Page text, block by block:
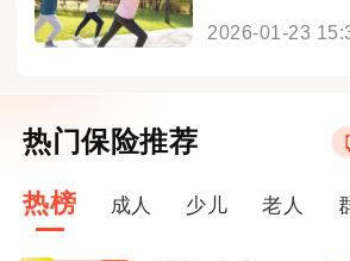
2026-01-23
热门保险推荐
热榜 成人 少儿 老人